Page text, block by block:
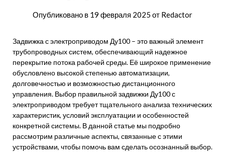
Опубликовано в 19 февраля 2025 от Redactor
Задвижка с электроприводом Ду100 – это важный элемент
трубопроводных систем, обеспечивающий надежное
перекрытие потока рабочей среды. Её широкое применение
обусловлено высокой степенью автоматизации,
долговечностью и возможностью дистанционного
управления. Выбор правильной задвижки Ду100 с
электроприводом требует тщательного анализа технических
характеристик, условий эксплуатации и особенностей
конкретной системы. В данной статье мы подробно
рассмотрим различные аспекты, связанные с этими
устройствами, чтобы помочь вам сделать осознанный выбор.